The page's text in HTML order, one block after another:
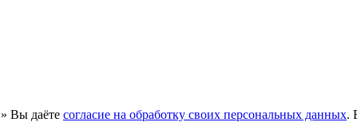
Вы даёте согласие на обработку своих персональных данных.